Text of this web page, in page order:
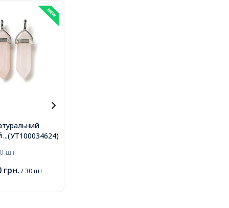
...(УТ100034624)
Кварц,
зі Сплаву,
Діаметр
шт
грн. / 30 шт